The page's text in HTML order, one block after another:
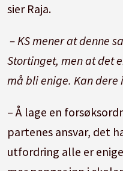
sier Raja.
– KS mener at denne
Stortinget, men at det
må bli enige. Kan dere
– Å lage en
partenes ansvar, det
utfordring alle er